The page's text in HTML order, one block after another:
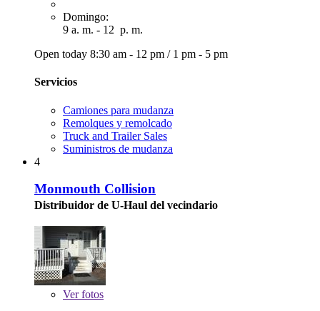
Domingo:
9 a. m. - 12 p. m.
Open today 8:30 am - 12 pm / 1 pm - 5 pm
Servicios
Camiones para mudanza
Remolques y remolcado
Truck and Trailer Sales
Suministros de mudanza
4
Monmouth Collision
Distribuidor de U-Haul del vecindario
Verfotos